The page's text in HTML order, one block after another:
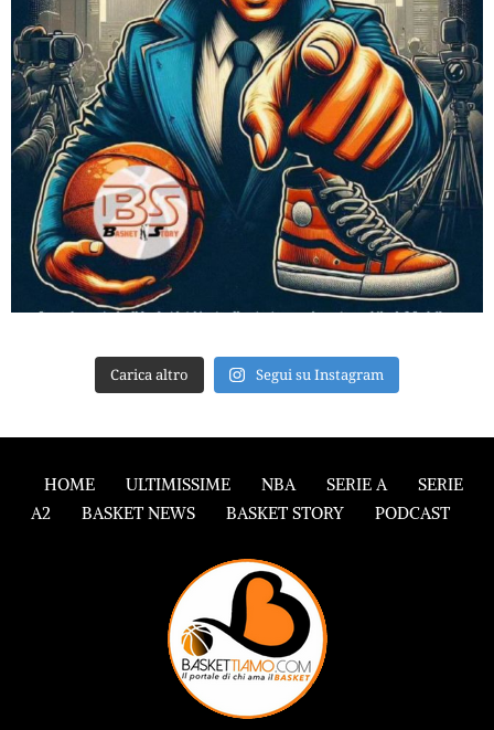
Carica altro Segui su Instagram
HOME ULTIMISSIME NBA SERIE A
SERIE
A2
BASKET NEWS BASKET STORY PODCAST